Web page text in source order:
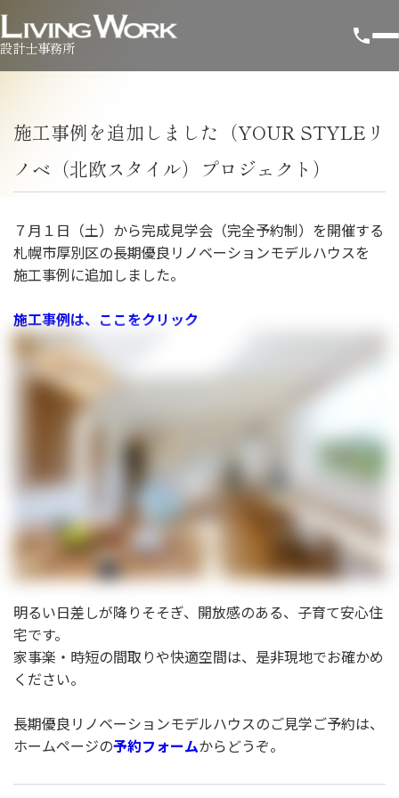
設計士事務所
施工事例を追加しました（YOUR STYLEリ
ノベ（北欧スタイル）プロジェクト）
７月１日（土）から完成見学会（完全予約制）を開催する
札幌市厚別区の長期優良リノベーションモデルハウスを
施工事例に追加しました。
施工事例は、ここをクリック
明るい日差しが降りそそぎ、開放感のある、子育て安心住
宅です。
家事楽・時短の間取りや快適空間は、是非現地でお確かめ
ください。
長期優良リノベーションモデルハウスのご見学ご予約は、
ホームページの予約フォームからどうぞ。